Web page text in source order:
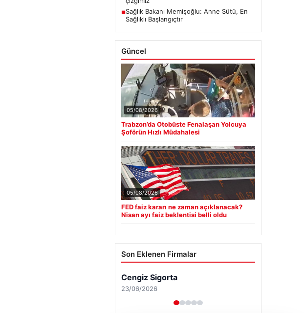
■Sağlık Bakanı Memişoğlu: Anne Sütü, En
Sağlıklı Başlangıçtır
Güncel
05/08/2026
Trabzon’da Otobüste Fenalaşan Yolcuya
Şoförün Hızlı Müdahalesi
05/08/2026
FED faiz kararı ne zaman açıklanacak?
Nisan ayı faiz beklentisi belli oldu
Son Eklenen Firmalar
Cengiz Sigorta
23/06/2026